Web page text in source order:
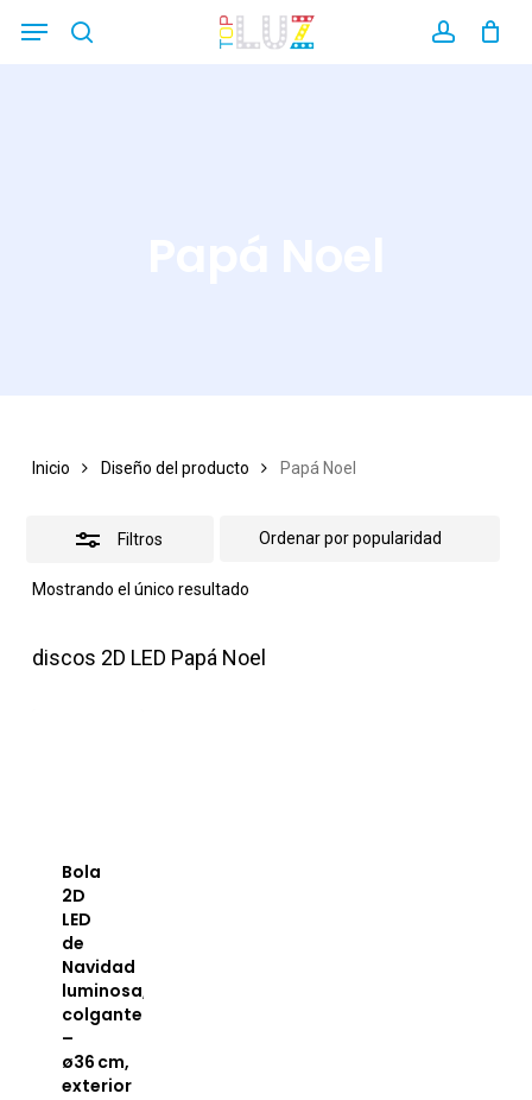
Menu
Inicio Diseño del producto Papá Noel
Filtros
Mostrando el único resultado
discos 2D LED Papá Noel
Bola
2D
LED
de
Navidad
luminosa,
colgante
–
ø36 cm,
exterior